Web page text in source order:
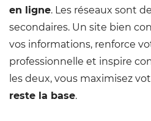
en ligne. Les réseaux sont
secondaires. Un site bien
vos informations, renforce
professionnelle et inspire
les deux, vous maximisez
reste la base.